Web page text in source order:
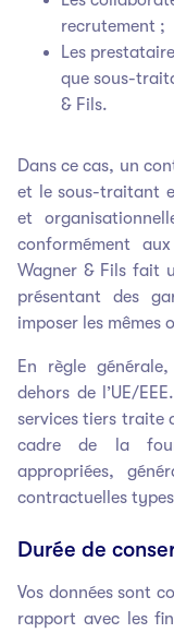
recrutement ;
Les
que sous-
& Fils.
Dans ce cas, un
et le sous-traitant
et
conformément
Wagner & Fils fait
présentant des
imposer les mêmes
En règle
dehors de l’UE/
services tiers traite
cadre de la
appropriées,
contractuelles
Durée de
Vos données sont
rapport avec les